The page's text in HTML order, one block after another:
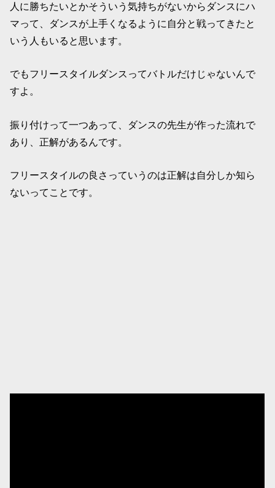
人に勝ちたいとかそういう気持ちがないからダンスにハ
マって、ダンスが上手くなるように自分と戦ってきたと
いう人もいると思います。
でもフリースタイルダンスってバトルだけじゃないんで
すよ。
振り付けって一つあって、ダンスの先生が作った流れで
あり、正解があるんです。
フリースタイルの良さっていうのは正解は自分しか知ら
ないってことです。